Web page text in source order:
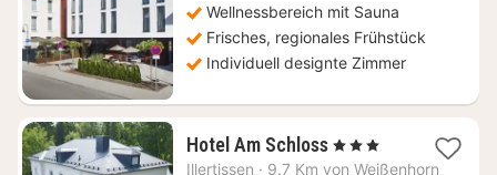
137,50
€
Wellnessbereich mit Sauna
Frisches, regionales Frühstück
Individuell designte Zimmer
Hotel Am Schloss1
Nacht
, 3 Sterne
Illertissen · 9.7 Km von Weißenhorn